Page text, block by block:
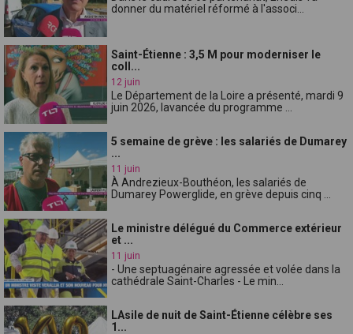
donner du matériel réformé à l'associ...
Saint-Étienne : 3,5 M pour moderniser le
coll...
12 juin
Le Département de la Loire a présenté, mardi 9
juin 2026, lavancée du programme ...
5 semaine de grève : les salariés de Dumarey
...
11 juin
À Andrezieux-Bouthéon, les salariés de
Dumarey Powerglide, en grève depuis cinq ...
Le ministre délégué du Commerce extérieur
et ...
11 juin
- Une septuagénaire agressée et volée dans la
cathédrale Saint-Charles - Le min...
LAsile de nuit de Saint-Étienne célèbre ses
1...